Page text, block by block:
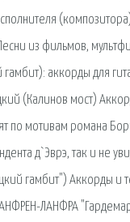
из фильмов,
аккорды для
(Калинов мост)
по мотивам романа
д`Эврэ, так и не
гамбит") Аккорды и
ЛАНФРА